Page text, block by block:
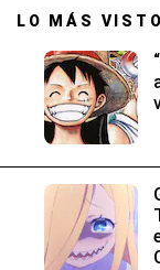
LO MÁS VISTO